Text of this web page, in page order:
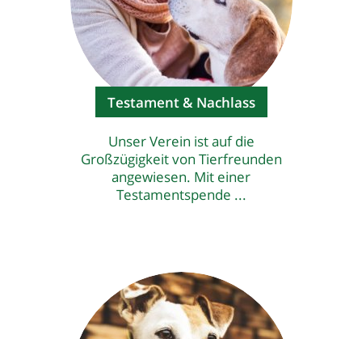
Testament & Nachlass
Unser Verein ist auf die
Großzügigkeit von Tierfreunden
angewiesen. Mit einer
Testamentspende ...